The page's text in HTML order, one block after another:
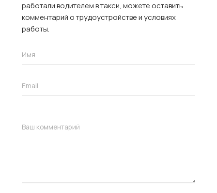
работали водителем в такси, можете оставить
комментарий о трудоустройстве и условиях
работы.